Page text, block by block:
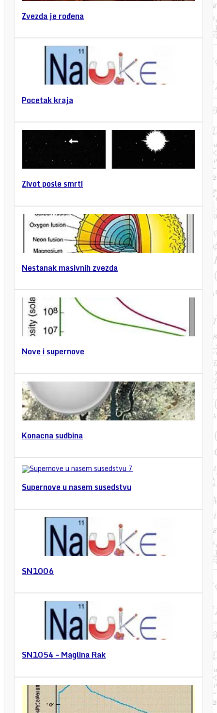
Zvezda je rođena
Pocetak kraja
Zivot posle smrti
Nestanak masivnih zvezda
Nove i supernove
Konacna sudbina
Supernove u nasem susedstvu
SN1006
SN1054 – Maglina Rak